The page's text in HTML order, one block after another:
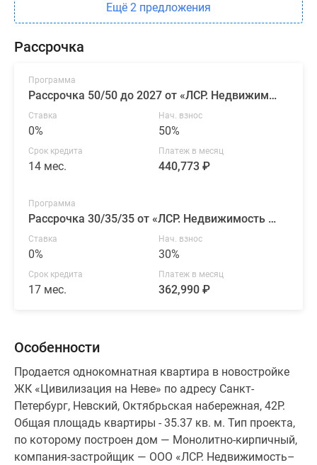
Ещё 2 предложения
Рассрочка
Программа
Рассрочка 50/50 до 2027 от «ЛСР. Недвижимость — Северо-Запад»
Ставка
0%
Нач. взнос
50%
Срок кредита
14 мес.
Платеж в месяц
440,773 ₽
Программа
Рассрочка 30/35/35 от «ЛСР. Недвижимость — Северо-Запад»
Ставка
0%
Нач. взнос
30%
Срок кредита
17 мес.
Платеж в месяц
362,990 ₽
Особенности
Продается однокомнатная квартира в новостройке
ЖК «Цивилизация на Неве» по адресу Санкт-
Петербург, Невский, Октябрьская набережная, 42Р.
Общая площадь квартиры - 35.37 кв. м. Тип проекта,
по которому построен дом — Монолитно-кирпичный,
компания-застройщик — ООО «ЛСР. Недвижимость–